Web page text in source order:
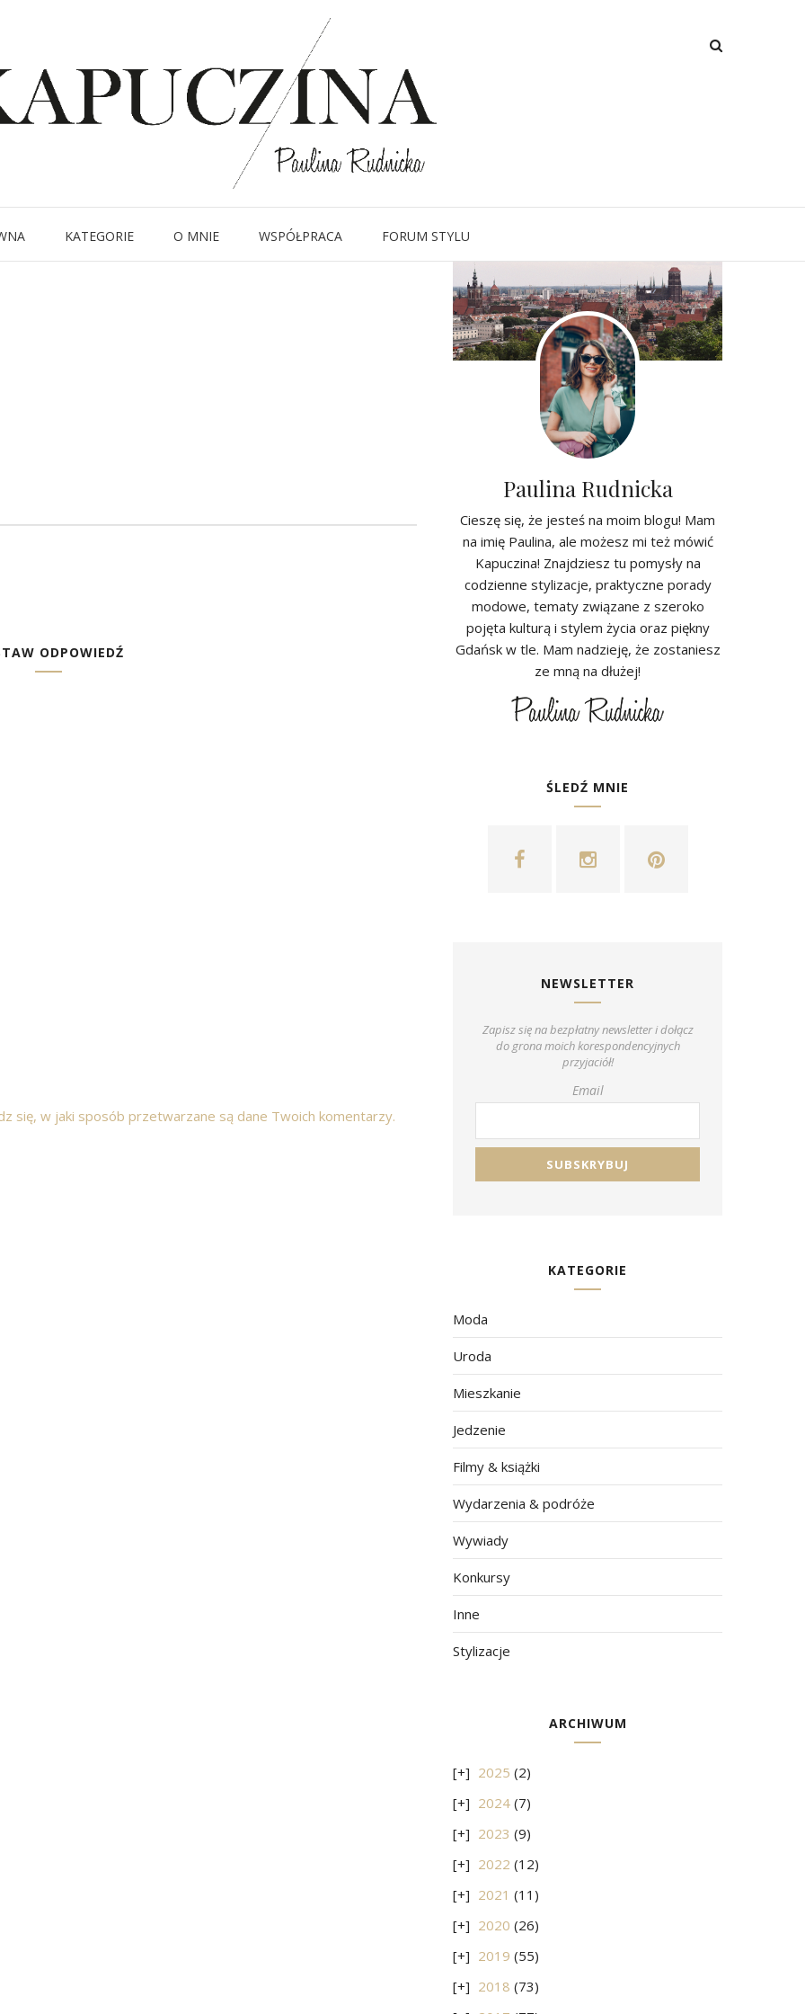
KATEGORIE O MNIE WSPÓŁPRACA FORUM STYLU
Zara Forum Gdańsk
Written byKapuczina in
ODPOWIEDŹ
się, w jaki sposób przetwarzane są dane Twoich komentarzy.
Paulina Rudnicka
Cieszę się, że jesteś na moim blogu! Mam
na imię Paulina, ale możesz mi też mówić
Kapuczina! Znajdziesz tu pomysły na
codzienne stylizacje, praktyczne porady
modowe, tematy związane z szeroko
pojęta kulturą i stylem życia oraz piękny
Gdańsk w tle. Mam nadzieję, że zostaniesz
ze mną na dłużej!
ŚLEDŹ MNIE
NEWSLETTER
Zapisz się na bezpłatny newsletter i dołącz
do grona moich korespondencyjnych
przyjaciół!
Email
KATEGORIE
Moda
Uroda
Mieszkanie
Jedzenie
Filmy & książki
Wydarzenia & podróże
Wywiady
Konkursy
Inne
Stylizacje
ARCHIWUM
2025 (2)
2024 (7)
2023 (9)
2022 (12)
2021 (11)
2020 (26)
2019 (55)
2018 (73)